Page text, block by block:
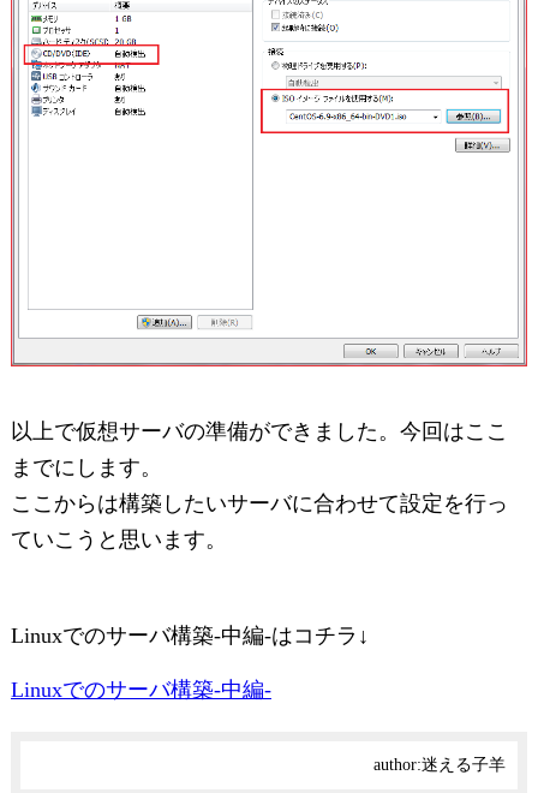
以上で仮想サーバの準備ができました。今回はここ
までにします。
ここからは構築したいサーバに合わせて設定を行っ
ていこうと思います。
Linuxでのサーバ構築-中編-はコチラ↓
Linuxでのサーバ構築-中編-
author:迷える子羊